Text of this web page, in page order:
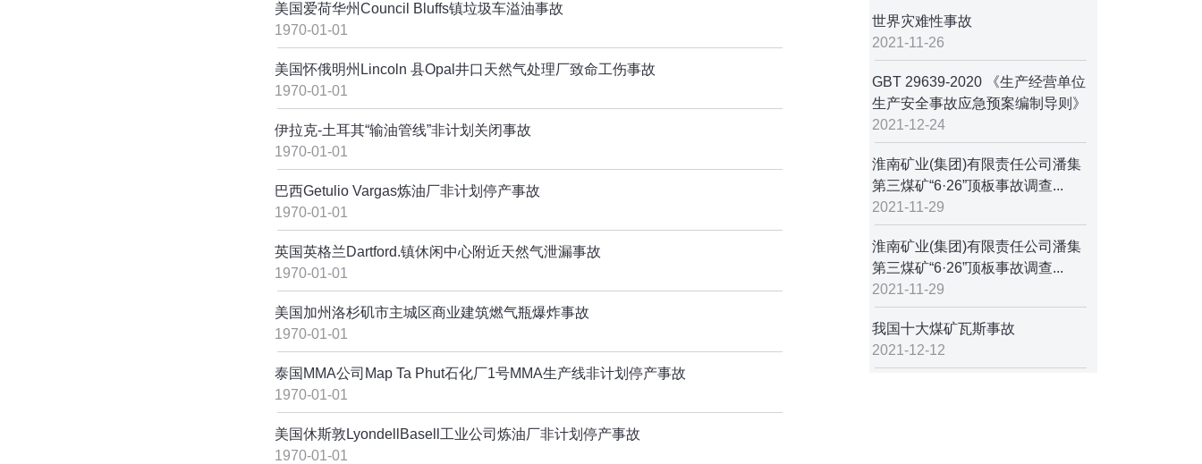
美国爱荷华州Council Bluffs镇垃圾车溢油事故
1970-01-01
美国怀俄明州Lincoln 县Opal井口天然气处理厂致命工伤事故
1970-01-01
伊拉克-土耳其“输油管线”非计划关闭事故
1970-01-01
巴西Getulio Vargas炼油厂非计划停产事故
1970-01-01
英国英格兰Dartford.镇休闲中心附近天然气泄漏事故
1970-01-01
美国加州洛杉矶市主城区商业建筑燃气瓶爆炸事故
1970-01-01
泰国MMA公司Map Ta Phut石化厂1号MMA生产线非计划停产事故
1970-01-01
美国休斯敦LyondellBasell工业公司炼油厂非计划停产事故
1970-01-01
世界灾难性事故
2021-11-26
GBT 29639-2020 《生产经营单位
生产安全事故应急预案编制导则》
2021-12-24
淮南矿业(集团)有限责任公司潘集
第三煤矿“6·26”顶板事故调查...
2021-11-29
淮南矿业(集团)有限责任公司潘集
第三煤矿“6·26”顶板事故调查...
2021-11-29
我国十大煤矿瓦斯事故
2021-12-12